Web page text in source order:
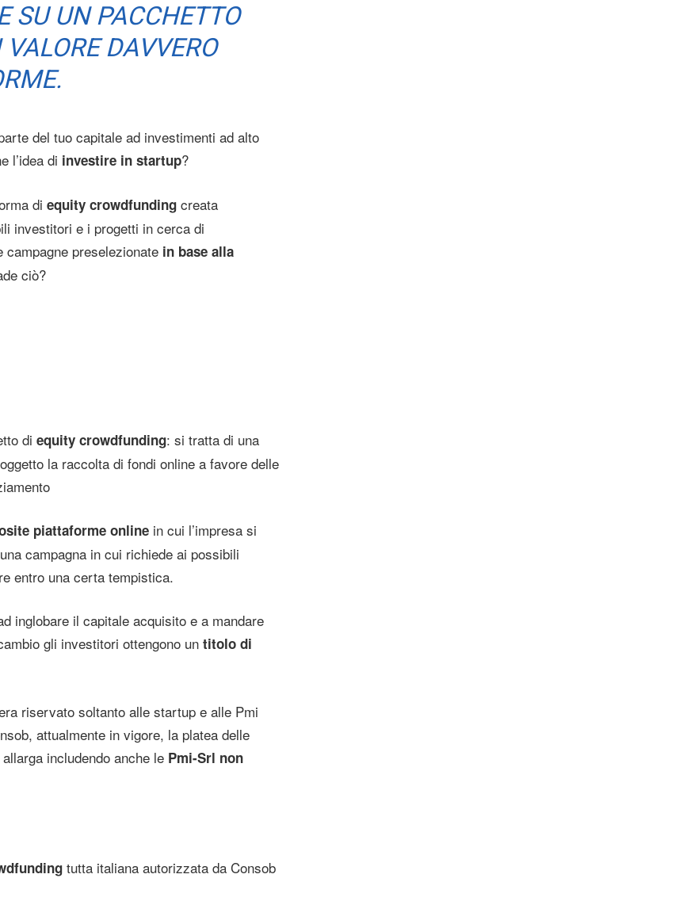
SU UN PACCHETTO
DAVVERO
del tuo capitale ad investimenti ad alto
l’idea di investire in startup?
di equity crowdfunding creata
investitori e i progetti in cerca di
preselezionate in base alla
ciò?
di equity crowdfunding: si tratta di una
la raccolta di fondi online a favore delle
piattaforme online in cui l’impresa si
campagna in cui richiede ai possibili
entro una certa tempistica.
inglobare il capitale acquisito e a mandare
gli investitori ottengono un titolo di
riservato soltanto alle startup e alle Pmi
attualmente in vigore, la platea delle
includendo anche le Pmi-Srl non
tutta italiana autorizzata da Consob